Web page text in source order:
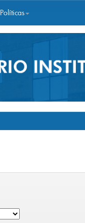
Políticas